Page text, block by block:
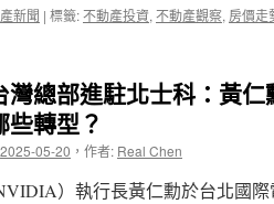
新聞 | 標籤:不動產投資,不動產觀察, 房價走
灣總部進駐北士科：黃
些轉型？
2025-05-20 ， 作者: Real Chen
）執行長黃仁勳於台北國